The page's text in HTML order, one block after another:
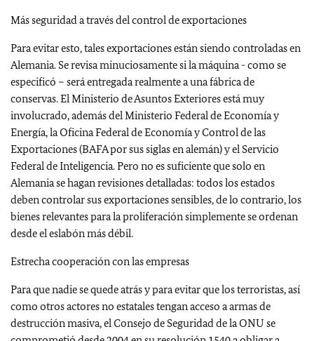
Más seguridad a través del control de exportaciones
Para evitar esto, tales exportaciones están siendo controladas en
Alemania. Se revisa minuciosamente si la máquina - como se
especificó – será entregada realmente a una fábrica de
conservas. El Ministerio de Asuntos Exteriores está muy
involucrado, además del Ministerio Federal de Economía y
Energía, la Oficina Federal de Economía y Control de las
Exportaciones (BAFA por sus siglas en alemán) y el Servicio
Federal de Inteligencia. Pero no es suficiente que solo en
Alemania se hagan revisiones detalladas: todos los estados
deben controlar sus exportaciones sensibles, de lo contrario, los
bienes relevantes para la proliferación simplemente se ordenan
desde el eslabón más débil.
Estrecha cooperación con las empresas
Para que nadie se quede atrás y para evitar que los terroristas, así
como otros actores no estatales tengan acceso a armas de
destrucción masiva, el Consejo de Seguridad de la ONU se